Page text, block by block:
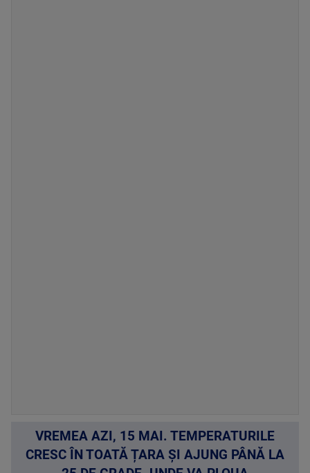
VREMEA AZI, 15 MAI. TEMPERATURILE
CRESC ÎN TOATĂ ȚARA ȘI AJUNG PÂNĂ LA